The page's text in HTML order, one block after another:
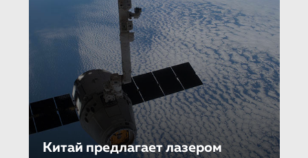
Китай предлагает лазером